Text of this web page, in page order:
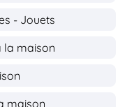
- Jouets
la maison
maison